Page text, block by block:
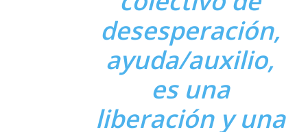
desesperación,
ayuda/auxilio,
es una
liberación y una